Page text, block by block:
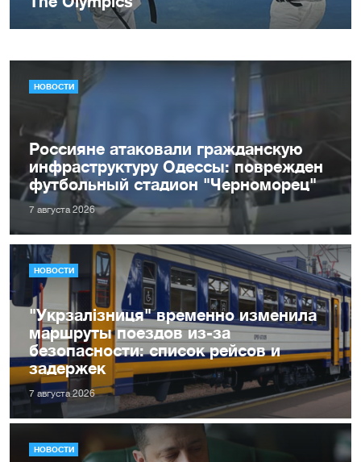
НОВОСТИ
Россияне атаковали гражданскую
инфраструктуру Одессы: поврежден
футбольный стадион "Черноморец"
7 августа 2026
НОВОСТИ
"Укрзалізниця" временно изменила
маршруты поездов из-за
безопасности: список рейсов и
задержек
7 августа 2026
НОВОСТИ